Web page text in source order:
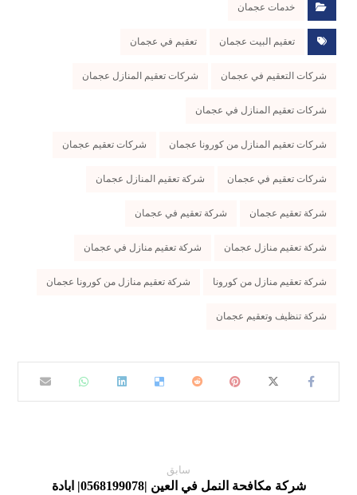
خدمات عجمان
تعقيم البيت عجمان تعقيم في عجمان
شركات التعقيم في عجمان شركات تعقيم المنازل عجمان
شركات تعقيم المنازل في عجمان
شركات تعقيم المنازل من كورونا عجمان شركات تعقيم عجمان
شركات تعقيم في عجمان شركة تعقيم المنازل عجمان
شركة تعقيم عجمان شركة تعقيم في عجمان
شركة تعقيم منازل عجمان شركة تعقيم منازل في عجمان
شركة تعقيم منازل من كورونا شركة تعقيم منازل من كورونا عجمان
شركة تنظيف وتعقيم عجمان
سابق
شركة مكافحة النمل في العين |0568199078| ابادة